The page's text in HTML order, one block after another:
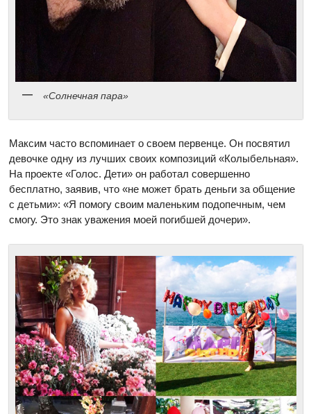
«Солнечная пара»
Максим часто вспоминает о своем первенце. Он посвятил
девочке одну из лучших своих композиций «Колыбельная».
На проекте «Голос. Дети» он работал совершенно
бесплатно, заявив, что «не может брать деньги за общение
с детьми»: «Я помогу своим маленьким подопечным, чем
смогу. Это знак уважения моей погибшей дочери».